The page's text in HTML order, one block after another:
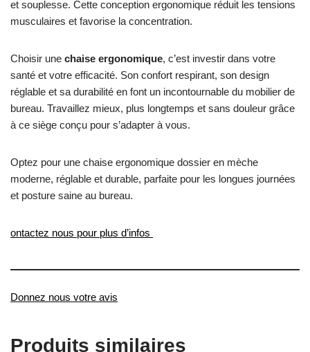
et souplesse. Cette conception ergonomique réduit les tensions
musculaires et favorise la concentration.
Choisir une chaise ergonomique, c’est investir dans votre
santé et votre efficacité. Son confort respirant, son design
réglable et sa durabilité en font un incontournable du mobilier de
bureau. Travaillez mieux, plus longtemps et sans douleur grâce
à ce siège conçu pour s’adapter à vous.
Optez pour une chaise ergonomique dossier en mèche
moderne, réglable et durable, parfaite pour les longues journées
et posture saine au bureau.
ontactez nous pour plus d’infos
Donnez nous votre avis
Produits similaires